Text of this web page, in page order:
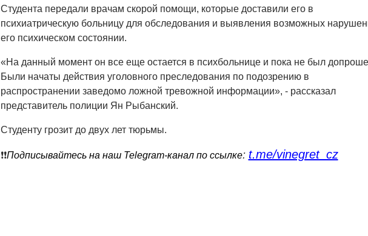
Студента передали врачам скорой помощи, которые доставили его в
психиатрическую больницу для обследования и выявления возможных
его психическом состоянии.
«На данный момент он все еще остается в психбольнице и пока не был
Были начаты действия уголовного преследования по подозрению в
распространении заведомо ложной тревожной информации», - рассказал
представитель полиции Ян Рыбанский.
Студенту грозит до двух лет тюрьмы.
❗️❗️Подписывайтесь на наш Telegram-канал по ссылке: t.me/vinegret_cz